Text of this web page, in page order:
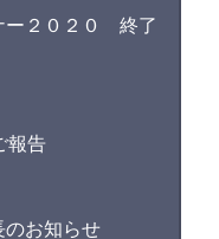
ー２０２０ 終了
報告
お知らせ